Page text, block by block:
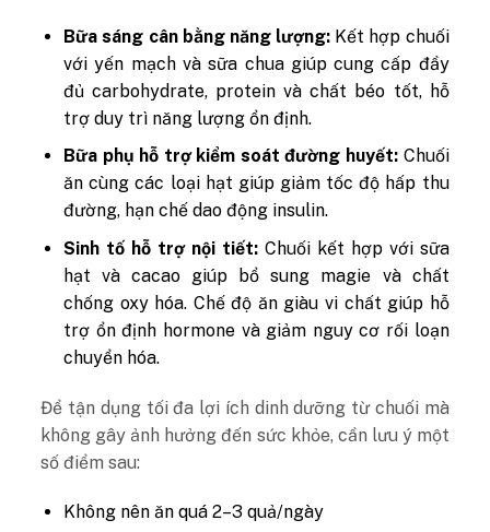
Bữa sáng cân bằng năng lượng: Kết hợp chuối
với yến mạch và sữa chua giúp cung cấp đầy
đủ carbohydrate, protein và chất béo tốt, hỗ
trợ duy trì năng lượng ổn định.
Bữa phụ hỗ trợ kiểm soát đường huyết: Chuối
ăn cùng các loại hạt giúp giảm tốc độ hấp thu
đường, hạn chế dao động insulin.
Sinh tố hỗ trợ nội tiết: Chuối kết hợp với sữa
hạt và cacao giúp bổ sung magie và chất
chống oxy hóa. Chế độ ăn giàu vi chất giúp hỗ
trợ ổn định hormone và giảm nguy cơ rối loạn
chuyển hóa.
Để tận dụng tối đa lợi ích dinh dưỡng từ chuối mà
không gây ảnh hưởng đến sức khỏe, cần lưu ý một
số điểm sau:
Không nên ăn quá 2–3 quả/ngày